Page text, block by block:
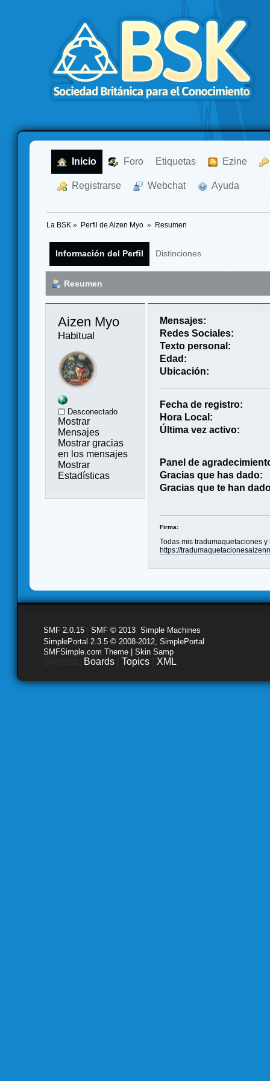
Inicio Foro Etiquetas Ezine
Registrarse Webchat Ayuda
La BSK » Perfil de Aizen Myo » Resumen
Información del Perfil Distinciones
Resumen
Aizen Myo
Habitual
Desconectado
Mostrar
Mensajes
Mostrar gracias
en los mensajes
Mostrar
Estadísticas
Mensajes:
Redes Sociales:
Texto personal:
Edad:
Ubicación:
Fecha de registro:
Hora Local:
Última vez activo:
Panel de
Gracias que has dado:
Gracias que te han
Firma:
Todas mis tradumaquetaciones
https://
SMF 2.0.15 SMF © 2013 Simple Machines
SimplePortal 2.3.5 © 2008-2012, SimplePortal
SMFSimple.com Theme | Skin Samp
Boards Topics XML